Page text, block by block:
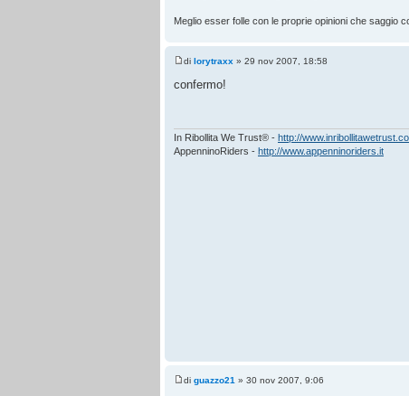
Meglio esser folle con le proprie opinioni che saggio
di lorytraxx » 29 nov 2007, 18:58
confermo!
In Ribollita We Trust® - http://
AppenninoRiders - http://www.appenninoriders.it
di guazzo21 » 30 nov 2007, 9:06